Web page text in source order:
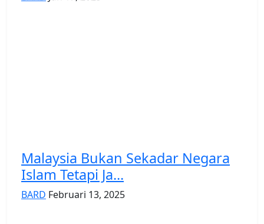
Malaysia Bukan Sekadar Negara
Islam Tetapi Ja...
BARD Februari 13, 2025